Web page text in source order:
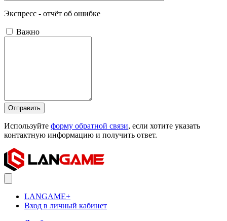
Экспресс - отчёт об ошибке
Важно
Отправить
Используйте форму обратной связи, если хотите указать
контактную информацию и получить ответ.
LANGAME+
Вход в личный кабинет